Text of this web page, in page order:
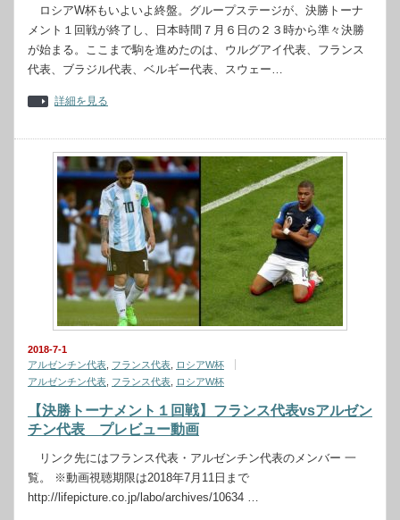
ロシアW杯もいよいよ終盤。グループステージが、決勝トーナ
メント１回戦が終了し、日本時間７月６日の２３時から準々決勝
が始まる。ここまで駒を進めたのは、ウルグアイ代表、フランス
代表、ブラジル代表、ベルギー代表、スウェー…
詳細を見る
2018-7-1
アルゼンチン代表 フランス代表
ロシアW杯
アルゼンチン代表 フランス代表 ロシアW杯
【決勝トーナメント１回戦】フランス代表vsアルゼン
チン代表 プレビュー動画
リンク先にはフランス代表・アルゼンチン代表のメンバー 一
覧。 ※動画視聴期限は2018年7月11日まで
http://lifepicture.co.jp/labo/archives/10634 …